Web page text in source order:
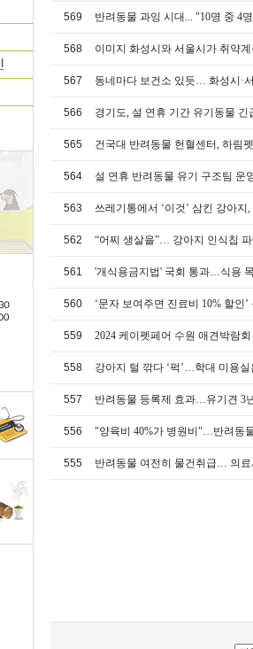
569 반려동물 과잉 시대... "10명 중 4
568 이미지 화성시와 서울시가 취약
567 동네마다 보건소 있듯… 화성시·
566 경기도, 설 연휴 기간 유기동물 긴
565 건국대 반려동물 헌혈센터, 하림
564 설 연휴 반려동물 유기 구조팀 운
563 쓰레기통에서 ‘이것’ 삼킨 강아
562 “어찌 생살을”… 강아지 인식칩
561 '개식용금지법' 국회 통과…식용
560 ‘문자 보여주면 진료비 10% 할인
559 2024 케이펫페어 수원 애견박람회
558 강아지 털 깎다 ‘퍽’…학대 미용실
557 반려동물 등록제 효과…유기견 3
556 "양육비 40%가 병원비"…반려동
555 반려동물 여전히 물건취급… 의